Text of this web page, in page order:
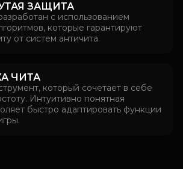
ЗАЩИТА
с использованием
которые гарантируют
от систем античита.
ЧИТА
который сочетает в себе
Интуитивно понятная
быстро адаптировать функции